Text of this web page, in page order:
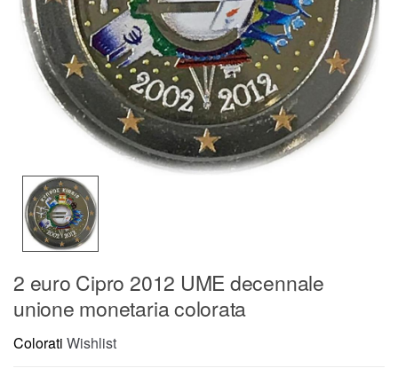
2 euro Cipro 2012 UME decennale
unione monetaria colorata
Colorati Wishlist